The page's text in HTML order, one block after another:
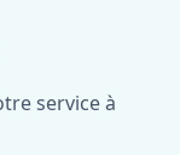
service à